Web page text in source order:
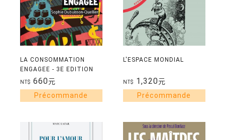
LA CONSOMMATION
ENGAGEE - 3E EDITION
MISE A JOUR
NT$ 660元
L'ESPACE MONDIAL
NT$ 1,320元